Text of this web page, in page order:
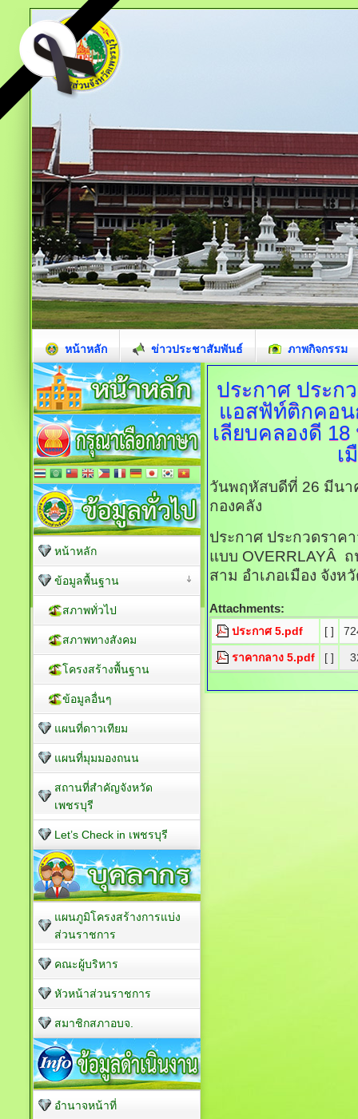
หน้าหลัก ข่าวประชาสัมพันธ์ ภาพกิจกรรม
ประกาศประก
แอสฟัท์ติกคอน
เลียบคลองดี
เ
วันพฤหัสบดีที่ 26 มีนา
กองคลัง
ประกาศ ประกวดราค
แบบ OVERRLAYÂ
สาม อำเภอเมือง จังห
Attachments:
ประกาศ 5.pdf [ ]
ราคากลาง 5.pdf [ ]
หน้าหลัก
ข้อมูลพื้นฐาน
สภาพทั่วไป
สภาพทางสังคม
โครงสร้างพื้นฐาน
ข้อมูลอื่นๆ
แผนที่ดาวเทียม
แผนที่มุมมองถนน
สถานที่สำคัญจังหวัด
เพชรบุรี
Let’s Check in เพชรบุรี
แผนภูมิโครงสร้างการแบ่ง
ส่วนราชการ
คณะผู้บริหาร
หัวหน้าส่วนราชการ
สมาชิกสภาอบจ.
อำนาจหน้าที่